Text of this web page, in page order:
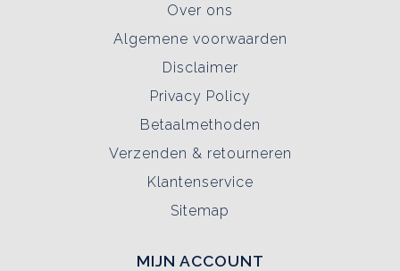
Over ons
Algemene voorwaarden
Disclaimer
Privacy Policy
Betaalmethoden
Verzenden & retourneren
Klantenservice
Sitemap
MIJN ACCOUNT